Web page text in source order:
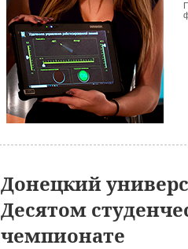
Донецкий
Десятом
чемпионате